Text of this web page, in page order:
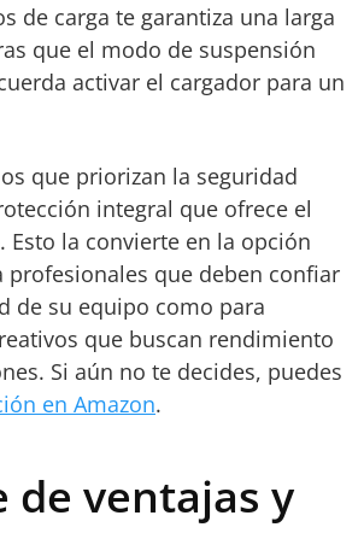
de carga te garantiza una larga
que el modo de suspensión
activar el cargador para un
que priorizan la seguridad
integral que ofrece el
Esto la convierte en la opción
profesionales que deben confiar
de su equipo como para
que buscan rendimiento
Si aún no te decides, puedes
en Amazon.
de ventajas y